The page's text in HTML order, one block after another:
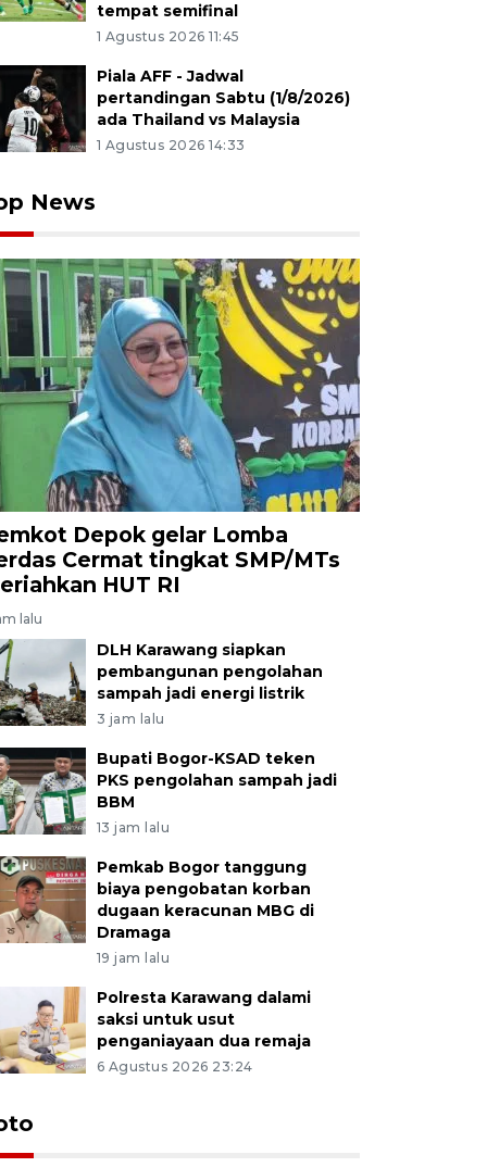
tempat semifinal
1 Agustus 2026 11:45
Piala AFF - Jadwal
pertandingan Sabtu (1/8/2026)
ada Thailand vs Malaysia
1 Agustus 2026 14:33
News
Depok gelar Lomba
Cermat tingkat SMP/MTs
HUT RI
lalu
DLH Karawang siapkan
pembangunan pengolahan
sampah jadi energi listrik
3 jam lalu
Bupati Bogor-KSAD teken
PKS pengolahan sampah jadi
BBM
13 jam lalu
Pemkab Bogor tanggung
biaya pengobatan korban
dugaan keracunan MBG di
Dramaga
19 jam lalu
Polresta Karawang dalami
saksi untuk usut
penganiayaan dua remaja
6 Agustus 2026 23:24